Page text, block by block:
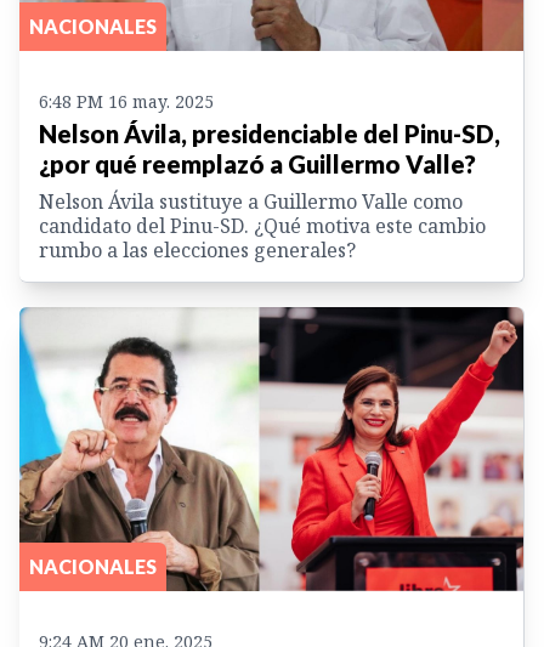
NACIONALES
6:48 PM 16 may. 2025
Nelson Ávila, presidenciable del Pinu-SD,
¿por qué reemplazó a Guillermo Valle?
Nelson Ávila sustituye a Guillermo Valle como
candidato del Pinu-SD. ¿Qué motiva este cambio
rumbo a las elecciones generales?
NACIONALES
9:24 AM 20 ene. 2025